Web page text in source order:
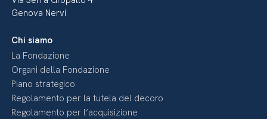
Genova Nervi
Chi siamo
La Fondazione
Organi della Fondazione
Piano strategico
Regolamento per la tutela del decoro
Regolamento per l’acquisizione